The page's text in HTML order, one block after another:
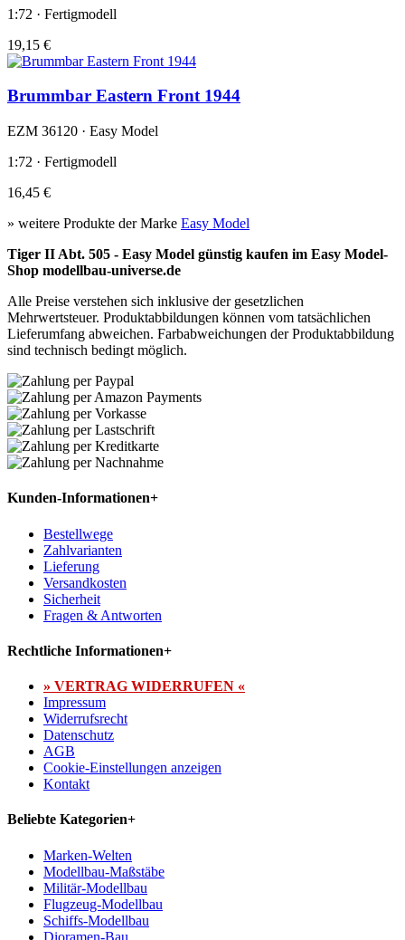
1:72 · Fertigmodell
19,15 €
Brummbar Eastern Front 1944
EZM 36120 · Easy Model
1:72 · Fertigmodell
16,45 €
» weitere Produkte der Marke Easy Model
Tiger II Abt. 505 - Easy Model günstig kaufen im Easy Model-
Shop modellbau-universe.de
Alle Preise verstehen sich inklusive der gesetzlichen
Mehrwertsteuer. Produktabbildungen können vom tatsächlichen
Lieferumfang abweichen. Farbabweichungen der Produktabbildung
sind technisch bedingt möglich.
Kunden-Informationen+
Bestellwege
Zahlvarianten
Lieferung
Versandkosten
Sicherheit
Fragen & Antworten
Rechtliche Informationen+
» VERTRAG WIDERRUFEN «
Impressum
Widerrufsrecht
Datenschutz
AGB
Cookie-Einstellungen anzeigen
Kontakt
Beliebte Kategorien+
Marken-Welten
Modellbau-Maßstäbe
Militär-Modellbau
Flugzeug-Modellbau
Schiffs-Modellbau
Dioramen-Bau